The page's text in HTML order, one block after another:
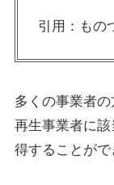
引用：も
多くの事業者の
再生事業者に
得することがで